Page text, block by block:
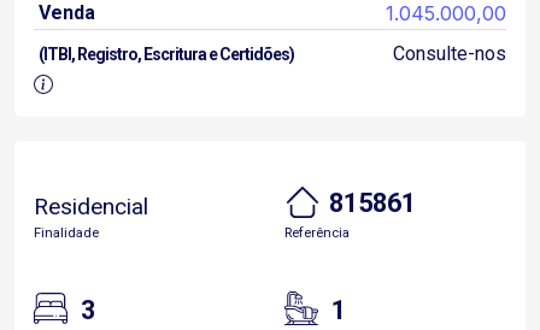
Venda
1.045.000,00
(ITBI, Registro, Escritura e Certidões) Consulte-nos
Residencial
Finalidade
815861
Referência
3 1